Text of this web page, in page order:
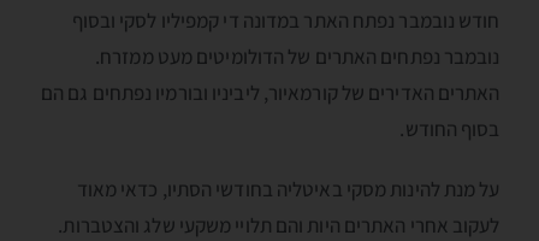
חודש נובמבר נפתח האתר במדונה די קמפיליו לסקי ובסוף
נובמבר נפתחים האתרים של הדולומיטים מעט ממזרח.
האתרים האדירים של קורמאיור, ליביניו ובורמיו נפתחים גם הם
בסוף החודש.
על מנת להינות מסקי באיטליה בחודשי הסתיו, כדאי מאוד
לעקוב אחרי האתרים היות והם תלויי משקעי שלג והצטברות.